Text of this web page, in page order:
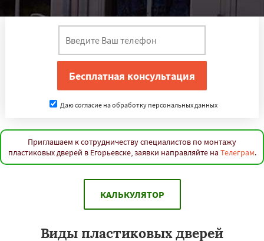
Даю согласие на обработку персональных данных
Приглашаем к сотрудничеству специалистов по монтажу
пластиковых дверей в Егорьевске, заявки направляйте на Телеграм.
КАЛЬКУЛЯТОР
Виды пластиковых дверей